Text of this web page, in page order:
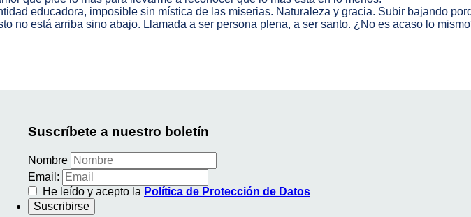
educadora, imposible sin mística de las miserias. Naturaleza y gracia. Subir bajando
no está arriba sino abajo. Llamada a ser persona plena, a ser santo. ¿No es acaso lo
Suscríbete a nuestro boletín
Nombre
Email:
He leído y acepto la Política de Protección de Datos